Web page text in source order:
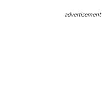
advertisement